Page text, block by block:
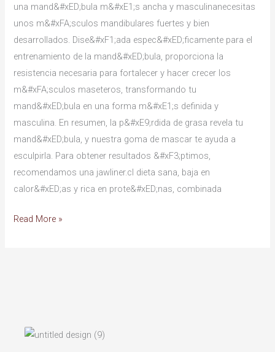
una mand&#xED;bula m&#xE1;s ancha y masculinanecesitas
unos m&#xFA;sculos mandibulares fuertes y bien
desarrollados. Dise&#xF1;ada espec&#xED;ficamente para el
entrenamiento de la mand&#xED;bula, proporciona la
resistencia necesaria para fortalecer y hacer crecer los
m&#xFA;sculos maseteros, transformando tu
mand&#xED;bula en una forma m&#xE1;s definida y
masculina. En resumen, la p&#xE9;rdida de grasa revela tu
mand&#xED;bula, y nuestra goma de mascar te ayuda a
esculpirla. Para obtener resultados &#xF3;ptimos,
recomendamos una jawliner.cl dieta sana, baja en
calor&#xED;as y rica en prote&#xED;nas, combinada
Read More »